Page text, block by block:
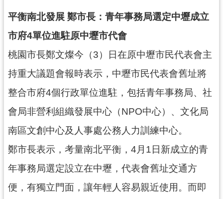
業
務
資
訊
訊
息
告
便
民
務
政
平衡南北發展 鄭市長：青年事務局選定中壢成立
市府4單位進駐原中壢市代會
桃園市長鄭文燦今（3）日在原中壢市民代表會主
持重大議題會報時表示，中壢市民代表會舊址將
整合市府4個行政單位進駐，包括青年事務局、社
會局非營利組織發展中心（NPO中心）、文化局
南區文創中心及人事處公務人力訓練中心。
鄭市長表示，考量南北平衡，4月1日新成立的青
年事務局選定設立在中壢，代表會舊址交通方
便，有獨立門面，讓年輕人容易親近使用。而即